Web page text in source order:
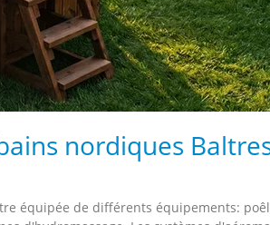
nordiques
équipée de différents équipements: